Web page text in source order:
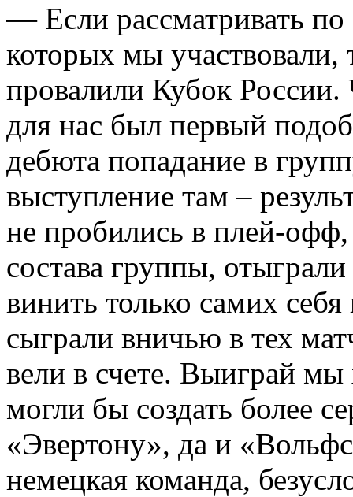
— Если рассматривать по
которых мы участвовали,
провалили Кубок России.
для нас был первый
дебюта попадание в
выступление там –
не пробились в плей-офф,
состава группы,
винить только самих
сыграли вничью в тех
вели в счете. Выиграй
могли бы создать более
«Эвертону», да и
немецкая команда,